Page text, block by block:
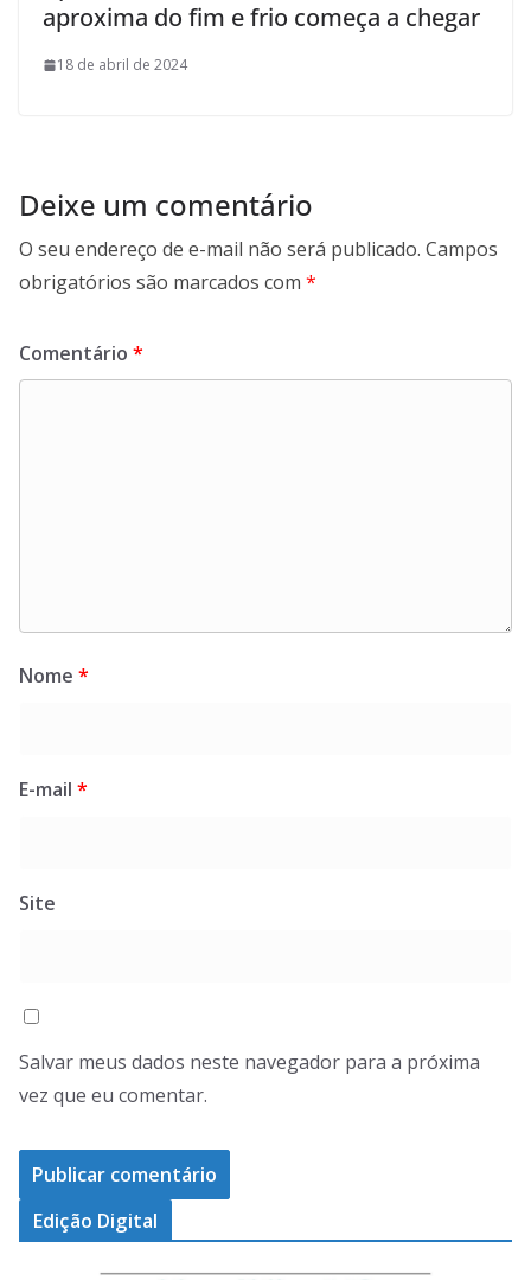
aproxima do fim e frio começa a chegar
18 de abril de 2024
Deixe um comentário
O seu endereço de e-mail não será publicado. Campos
obrigatórios são marcados com *
Comentário *
Nome *
E-mail *
Site
Salvar meus dados neste navegador para a próxima
vez que eu comentar.
Edição Digital